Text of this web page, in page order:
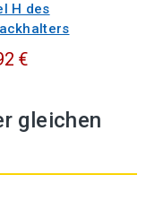
H des
€
gleichen